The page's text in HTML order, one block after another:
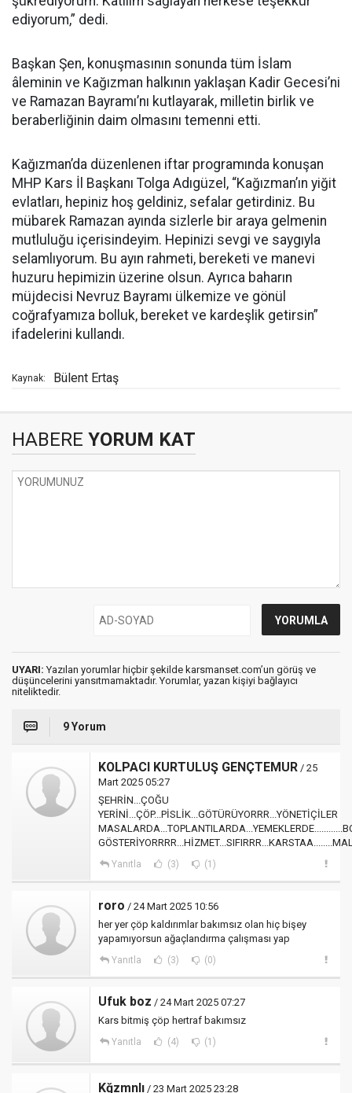
ediyorum,” dedi.
Başkan Şen, konuşmasının sonunda tüm İslam
âleminin ve Kağızman halkının yaklaşan Kadir Gecesi’ni
ve Ramazan Bayramı’nı kutlayarak, milletin birlik ve
beraberliğinin daim olmasını temenni etti.
Kağızman’da düzenlenen iftar programında konuşan
MHP Kars İl Başkanı Tolga Adıgüzel, “Kağızman’ın yiğit
evlatları, hepiniz hoş geldiniz, sefalar getirdiniz. Bu
mübarek Ramazan ayında sizlerle bir araya gelmenin
mutluluğu içerisindeyim. Hepinizi sevgi ve saygıyla
selamlıyorum. Bu ayın rahmeti, bereketi ve manevi
huzuru hepimizin üzerine olsun. Ayrıca baharın
müjdecisi Nevruz Bayramı ülkemize ve gönül
coğrafyamıza bolluk, bereket ve kardeşlik getirsin”
ifadelerini kullandı.
Kaynak: Bülent Ertaş
HABERE YORUM KAT
UYARI: Yazılan yorumlar hiçbir şekilde karsmanset.com’un görüş ve
düşüncelerini yansıtmamaktadır. Yorumlar, yazan kişiyi bağlayıcı
niteliktedir.
9 Yorum
KOLPACI KURTULUŞ GENÇTEMUR / 25
Mart 2025 05:27
ŞEHRİN...ÇOĞU
YERİNİ...ÇÖP...PİSLİK...GÖTÜRÜYORRR...YÖNETİÇİLER
Yanıtla (3) (1)
roro / 24 Mart 2025 10:56
her yer çöp kaldırımlar bakımsız olan hiç bişey
yapamıyorsun ağaçlandırma çalışması yap
Yanıtla (3) (0)
Ufuk boz / 24 Mart 2025 07:27
Kars bitmiş çöp hertraf bakımsız
Yanıtla (4) (1)
Kğzmnlı / 23 Mart 2025 23:28